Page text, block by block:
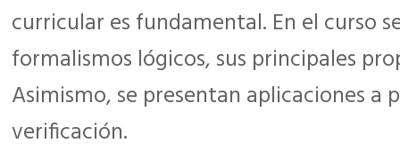
curricular es fundamental. En el curso
formalismos lógicos, sus principales
Asimismo, se presentan aplicaciones a
verificación.